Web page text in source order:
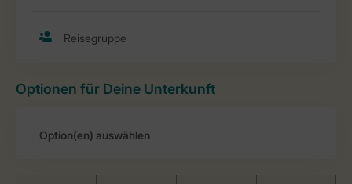
Optionen für Deine Unterkunft